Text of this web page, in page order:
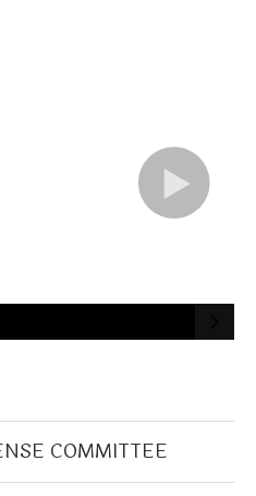
COMMITTEE